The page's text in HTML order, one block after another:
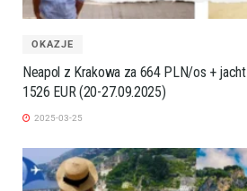
OKAZJE
Neapol z Krakowa za 664 PLN/os + jacht
1526 EUR (20-27.09.2025)
2025-03-25